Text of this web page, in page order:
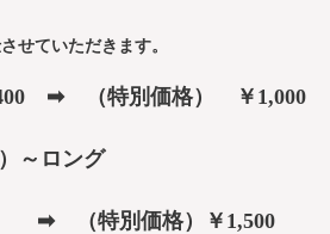
せていただきます。
➡ （特別価格） ￥1,000
～ロング
別価格）￥1,500